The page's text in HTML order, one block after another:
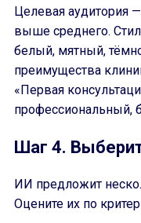
Целевая аудитория
выше среднего.
белый, мятный,
преимущества
«Первая
профессиональный,
Шаг 4.
ИИ предложит
Оцените их по